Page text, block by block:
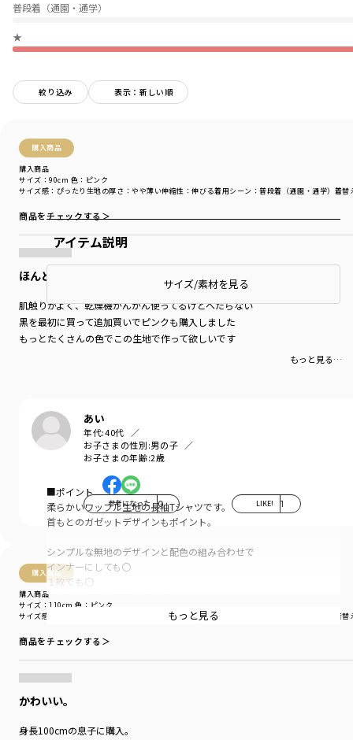
普段着（通園・通学）
★
絞り込み 表示：新しい順
購入商品
購入商品
サイズ感 ：ぴったり 生地の厚さ ：やや薄い伸縮性 ：伸びる着用シーン ：普段着（通園・通学） 着替
サイズ：90cm 色：ピンク
商品をチェックする＞
ほんとにやわらか！
肌触りがよく、乾燥機がんがん使ってるけどへたらない
黒を最初に買って追加買いでピンクも購入しました
もっとたくさんの色でこの生地で作って欲しいです
もっと見る…
あい
年代:40代
お子さまの性別:男の子
お子さまの年齢:2歳
参考になった 0 LIKE! 1
購入商品
購入商品
サイズ感 伸縮性：伸びる着用シーン 着
サイズ：110cm 色：ピンク
商品をチェックする＞
かわいい。
身長100cmの息子に購入。
アイテム説明
サイズ/素材を見る
■ポイント
柔らかいワッフル生地の長袖Tシャツです。
首もとのガゼットデザインもポイント。
シンプルな無地のデザインと配色の組み合わせで
インナーにしても〇
１枚でも〇
着まわしができるアイテムです。
脇線を前振りにしているので立体的なシルエットや
-----
伸縮性：あり
着用イメージ/カラー：ブラウン
もっと見る